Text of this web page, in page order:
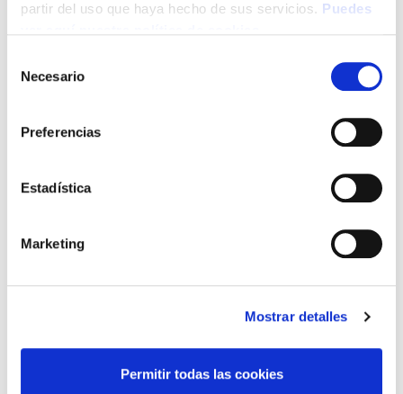
partir del uso que haya hecho de sus servicios. Puedes
Necesario
Preferencias
Estadística
Marketing
Mostrar detalles
Permitir todas las cookies
Ciudadanos
Comunicados
De Interés
Noticias
Presentación Campaña
Fotoprotección Álava 2026